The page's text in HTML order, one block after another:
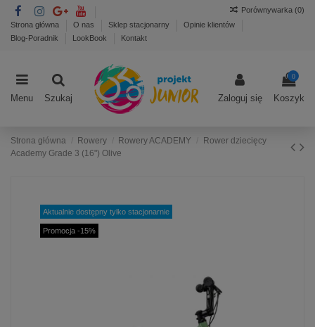
Strona główna O nas Sklep stacjonarny
Opinie klientów
Blog-Poradnik
LookBook Kontakt
Porównywarka (0)
Menu Szukaj Zaloguj się
0
Koszyk
Strona główna Rowery Rowery ACADEMY
Rower dziecięcy
Academy Grade 3 (16") Olive
Aktualnie dostępny tylko stacjonarnie
Promocja -15%